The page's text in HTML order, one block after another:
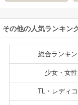
その他の人気ランキン
総合ランキ
少女・女性
TL・レディコ